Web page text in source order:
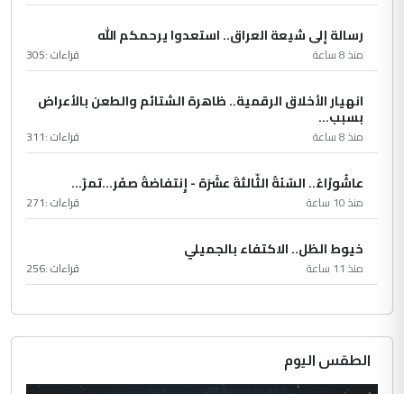
رسالة إلى شيعة العراق.. استعدوا يرحمكم الله
منذ 8 ساعة قراءات :305
انهيار الأخلاق الرقمية.. ظاهرة الشتائم والطعن بالأعراض
بسبب...
منذ 8 ساعة قراءات :311
عاشُورْاءُ.. السّنَةُ الثّالثةَ عشَرَة - إِنتفاضةُ صفَر…تمرّ...
منذ 10 ساعة قراءات :271
خيوط الظل.. الاكتفاء بالجميلي
منذ 11 ساعة قراءات :256
الطقس اليوم